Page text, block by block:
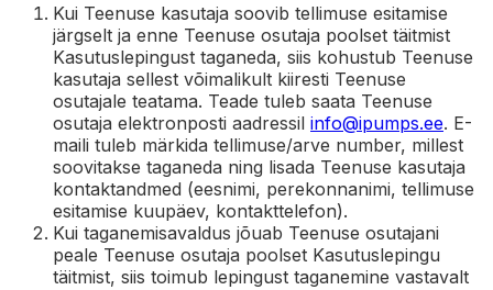
Kui Teenuse kasutaja soovib tellimuse esitamise
järgselt ja enne Teenuse osutaja poolset täitmist
Kasutuslepingust taganeda, siis kohustub Teenuse
kasutaja sellest võimalikult kiiresti Teenuse
osutajale teatama. Teade tuleb saata Teenuse
osutaja elektronposti aadressil info@ipumps.ee. E-
maili tuleb märkida tellimuse/arve number, millest
soovitakse taganeda ning lisada Teenuse kasutaja
kontaktandmed (eesnimi, perekonnanimi, tellimuse
esitamise kuupäev, kontakttelefon).
Kui taganemisavaldus jõuab Teenuse osutajani
peale Teenuse osutaja poolset Kasutuslepingu
täitmist, siis toimub lepingust taganemine vastavalt